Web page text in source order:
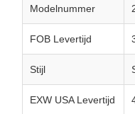
Modelnummer
FOB Levertijd
Stijl
EXW USA Levertijd